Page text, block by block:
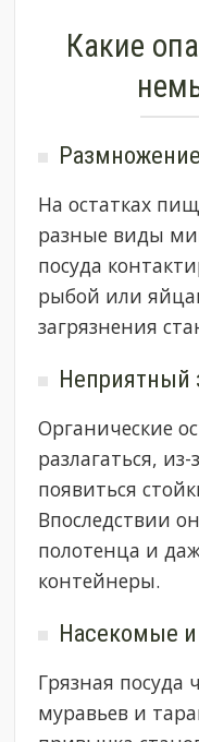
Какие
На остатках
разные виды
посуда
рыбой или
загрязнения
Неприятный
Органические
разлагаться,
появиться
Впоследствии
полотенца и
контейнеры.
Насекомые
Грязная посуда
муравьев и